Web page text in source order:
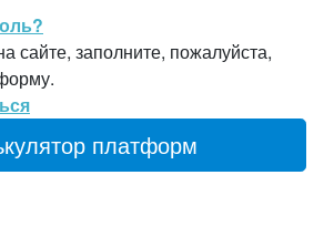
сайте, заполните, пожалуйста,
платформ